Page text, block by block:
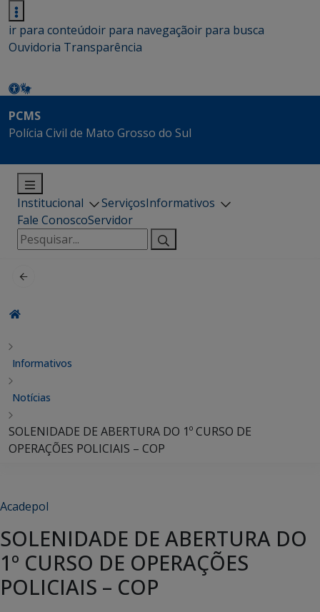
ir para conteúdoir para navegaçãoir para busca
Ouvidoria Transparência
PCMS
Polícia Civil de Mato Grosso do Sul
Institucional ServiçosInformativos
Fale ConoscoServidor
Pesquisar
por:
Informativos
Notícias
SOLENIDADE DE ABERTURA DO 1º CURSO DE
OPERAÇÕES POLICIAIS – COP
Acadepol
SOLENIDADE DE ABERTURA DO
1º CURSO DE OPERAÇÕES
POLICIAIS – COP